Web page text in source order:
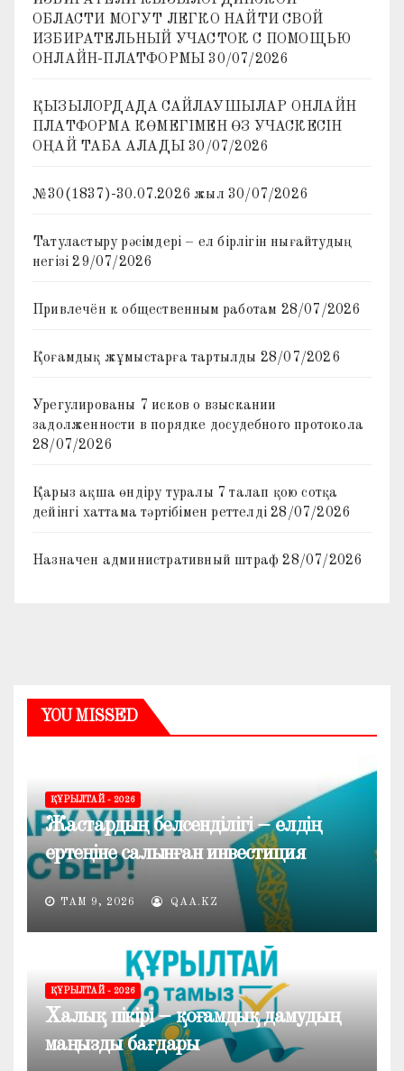
ОБЛАСТИ МОГУТ ЛЕГКО НАЙТИ СВОЙ
ИЗБИРАТЕЛЬНЫЙ УЧАСТОК С ПОМОЩЬЮ
ОНЛАЙН-ПЛАТФОРМЫ 30/07/2026
ҚЫЗЫЛОРДАДА САЙЛАУШЫЛАР ОНЛАЙН
ПЛАТФОРМА КӨМЕГІМЕН ӨЗ УЧАСКЕСІН
ОҢАЙ ТАБА АЛАДЫ 30/07/2026
№30(1837)-30.07.2026 жыл 30/07/2026
Татуластыру рәсімдері – ел бірлігін нығайтудың
негізі 29/07/2026
Привлечён к общественным работам 28/07/2026
Қоғамдық жұмыстарға тартылды 28/07/2026
Урегулированы 7 исков о взыскании
задолженности в порядке досудебного протокола
28/07/2026
Қарыз ақша өндіру туралы 7 талап қою сотқа
дейінгі хаттама тәртібімен реттелді 28/07/2026
Назначен административный штраф 28/07/2026
YOU MISSED
ҚҰРЫЛТАЙ - 2026
Жастардың белсенділігі – елдің
ертеңіне салынған инвестиция
ТАМ 9, 2026 QAA.KZ
ҚҰРЫЛТАЙ - 2026
Халық пікірі – қоғамдық дамудың
маңызды бағдары